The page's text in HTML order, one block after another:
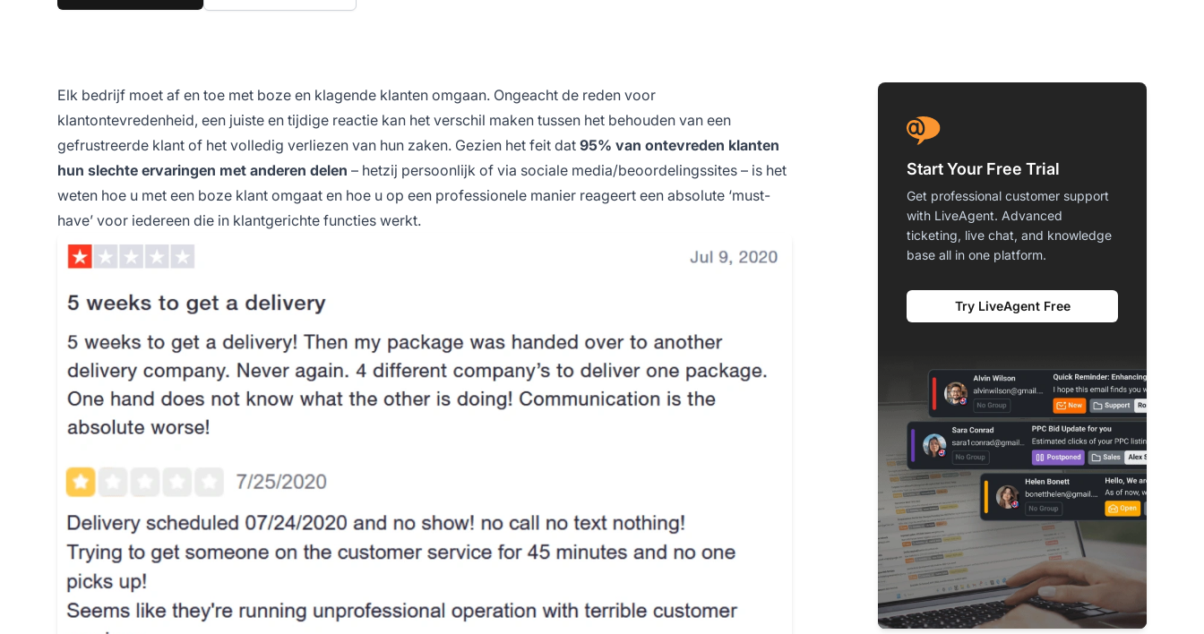
Elk bedrijf moet af en toe met boze en klagende klanten omgaan. Ongeacht de reden voor
klantontevredenheid, een juiste en tijdige reactie kan het verschil maken tussen het behouden van een
gefrustreerde klant of het volledig verliezen van hun zaken. Gezien het feit dat 95% van ontevreden klanten
hun slechte ervaringen met anderen delen – hetzij persoonlijk of via sociale media/beoordelingssites – is het
weten hoe u met een boze klant omgaat en hoe u op een professionele manier reageert een absolute ‘must-
have’ voor iedereen die in klantgerichte functies werkt.
Start Your Free Trial
Get professional customer support
with LiveAgent. Advanced
ticketing, live chat, and knowledge
base all in one platform.
Try LiveAgent Free